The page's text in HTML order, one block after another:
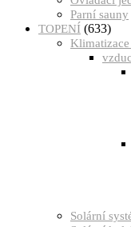
Parní sauny
TOPENÍ (633)
Klimatizace
Solární